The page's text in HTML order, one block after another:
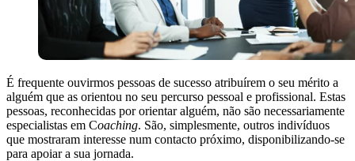
É frequente ouvirmos pessoas de sucesso atribuírem o seu mérito a
alguém que as orientou no seu percurso pessoal e profissional. Estas
pessoas, reconhecidas por orientar alguém, não são necessariamente
especialistas em Coaching. São, simplesmente, outros indivíduos
que mostraram interesse num contacto próximo, disponibilizando-se
para apoiar a sua jornada.